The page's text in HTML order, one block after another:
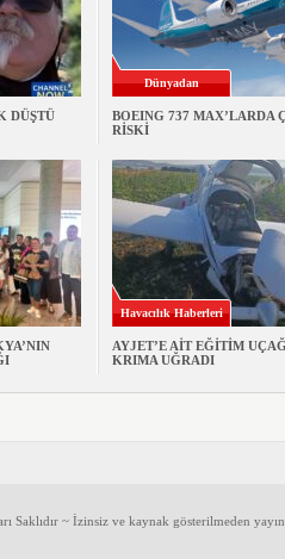
DÜŞTÜ
Dünyadan
BOEING 737 MAX’LARDA
RİSKİ
Havacılık Haberleri
AYJET’E AİT EĞİTİM
KRIMA UĞRADI
Saklıdır ~ İzinsiz ve kaynak gösterilmeden